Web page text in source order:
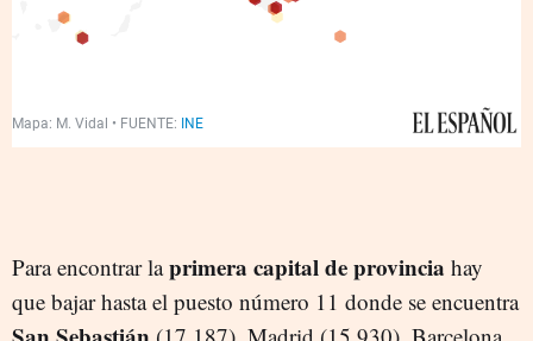
Para encontrar laprimera capital de provincia hay
que bajar hasta el puesto número 11 donde se encuentra